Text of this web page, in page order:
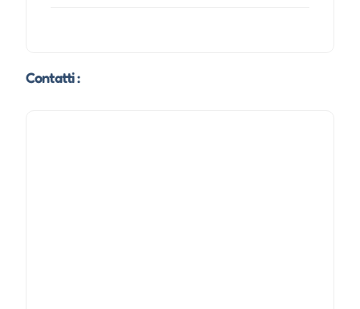
Contatti :